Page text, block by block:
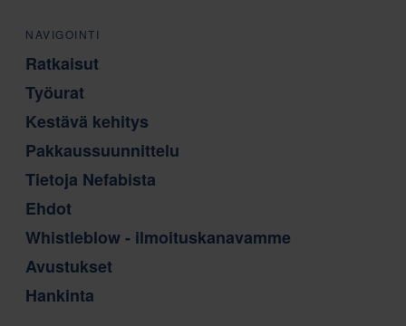
NAVIGOINTI
Ratkaisut
Työurat
Kestävä kehitys
Pakkaussuunnittelu
Tietoja Nefabista
Ehdot
Whistleblow - ilmoituskanavamme
Avustukset
Hankinta